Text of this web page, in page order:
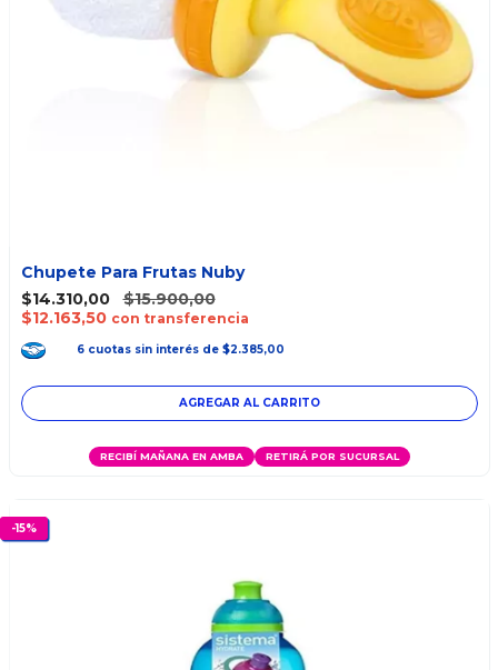
Chupete Para Frutas Nuby
$14.310,00
$15.900,00
$12.163,50 con transferencia
6 cuotas sin interés de $2.385,00
RECIBÍ MAÑANA EN AMBA RETIRÁ POR SUCURSAL
-15%